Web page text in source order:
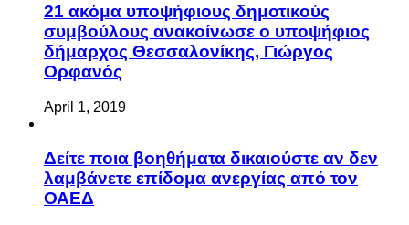
21 ακόμα υποψήφιους δημοτικούς
συμβούλους ανακοίνωσε ο υποψήφιος
δήμαρχος Θεσσαλονίκης, Γιώργος
Ορφανός
April 1, 2019
Δείτε ποια βοηθήματα δικαιούστε αν δεν
λαμβάνετε επίδομα ανεργίας από τον
ΟΑΕΔ